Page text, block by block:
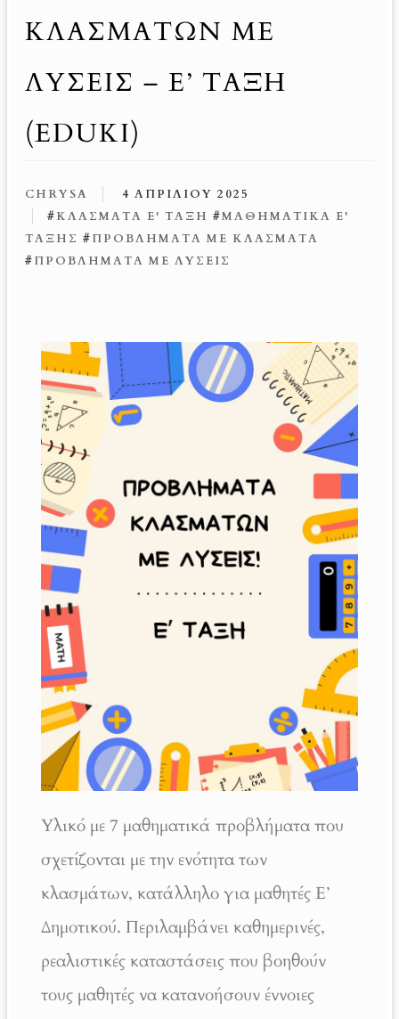
ΚΛΑΣΜΆΤΩΝ ΜΕ
ΛΎΣΕΙΣ – Ε’ ΤΆΞΗ
(EDUKI)
CHRYSA
4 ΑΠΡΙΛΊΟΥ 2025
#ΚΛΆΣΜΑΤΑ Ε' ΤΆΞΗ #ΜΑΘΗΜΑΤΙΚΆ Ε'
ΤΆΞΗΣ #ΠΡΟΒΛΉΜΑΤΑ ΜΕ ΚΛΆΣΜΑΤΑ
#ΠΡΟΒΛΉΜΑΤΑ ΜΕ ΛΎΣΕΙΣ
Υλικό με 7 μαθηματικά προβλήματα που
σχετίζονται με την ενότητα των
κλασμάτων, κατάλληλο για μαθητές Ε’
Δημοτικού. Περιλαμβάνει καθημερινές,
ρεαλιστικές καταστάσεις που βοηθούν
τους μαθητές να κατανοήσουν έννοιες